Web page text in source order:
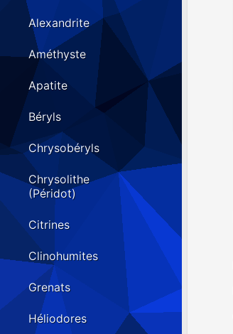
Alexandrite
Améthyste
Apatite
Béryls
Chrysobéryls
Chrysolithe
(Péridot)
Citrines
Clinohumites
Grenats
Héliodores